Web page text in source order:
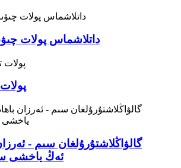
430 داتلاشماس پولات
گالۋاڭلاشتۇرۇلغان سىم - ئەرزان
ئەڭ ياخشى